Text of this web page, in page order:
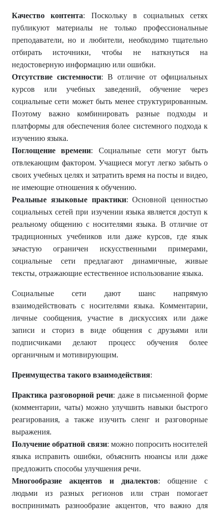
Качество контента: Поскольку в социальных сетях
публикуют материалы не только профессиональные
преподаватели, но и любители, необходимо тщательно
отбирать источники, чтобы не наткнуться на
недостоверную информацию или ошибки.
Отсутствие системности: В отличие от официальных
курсов или учебных заведений, обучение через
социальные сети может быть менее структурированным.
Поэтому важно комбинировать разные подходы и
платформы для обеспечения более системного подхода к
изучению языка.
Поглощение времени: Социальные сети могут быть
отвлекающим фактором. Учащиеся могут легко забыть о
своих учебных целях и затратить время на посты и видео,
не имеющие отношения к обучению.
Реальные языковые практики: Основной ценностью
социальных сетей при изучении языка является доступ к
реальному общению с носителями языка. В отличие от
традиционных учебников или даже курсов, где язык
зачастую ограничен искусственными примерами,
социальные сети предлагают динамичные, живые
тексты, отражающие естественное использование языка.
Социальные сети дают шанс напрямую
взаимодействовать с носителями языка. Комментарии,
личные сообщения, участие в дискуссиях или даже
записи и сториз в виде общения с друзьями или
подписчиками делают процесс обучения более
органичным и мотивирующим.
Преимущества такого взаимодействия:
Практика разговорной речи: даже в письменной форме
(комментарии, чаты) можно улучшить навыки быстрого
реагирования, а также изучить сленг и разговорные
выражения.
Получение обратной связи: можно попросить носителей
языка исправить ошибки, объяснить нюансы или даже
предложить способы улучшения речи.
Многообразие акцентов и диалектов: общение с
людьми из разных регионов или стран помогает
воспринимать разнообразие акцентов, что важно для